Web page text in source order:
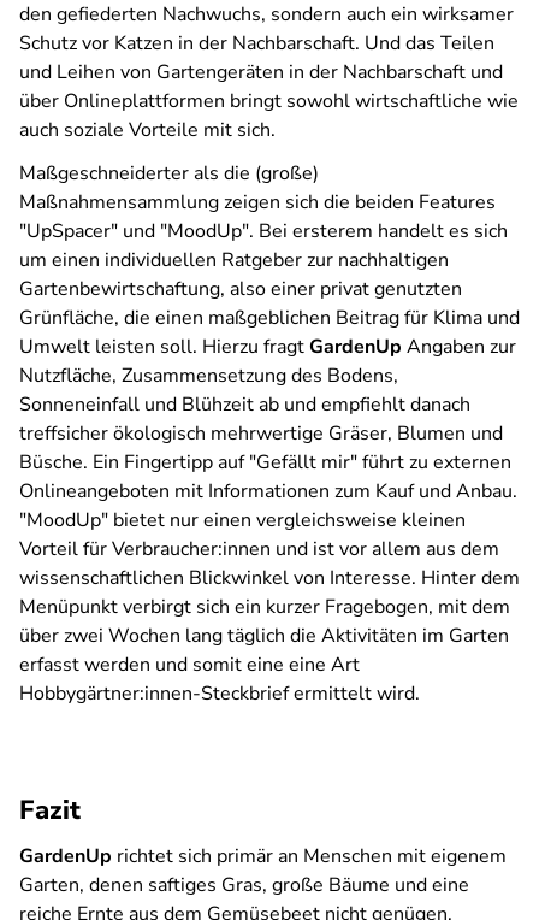
den gefiederten Nachwuchs, sondern auch ein wirksamer
Schutz vor Katzen in der Nachbarschaft. Und das Teilen
und Leihen von Gartengeräten in der Nachbarschaft und
über Onlineplattformen bringt sowohl wirtschaftliche wie
auch soziale Vorteile mit sich.
Maßgeschneiderter als die (große)
Maßnahmensammlung zeigen sich die beiden Features
"UpSpacer" und "MoodUp". Bei ersterem handelt es sich
um einen individuellen Ratgeber zur nachhaltigen
Gartenbewirtschaftung, also einer privat genutzten
Grünfläche, die einen maßgeblichen Beitrag für Klima und
Umwelt leisten soll. Hierzu fragtGardenUp Angaben zur
Nutzfläche, Zusammensetzung des Bodens,
Sonneneinfall und Blühzeit ab und empfiehlt danach
treffsicher ökologisch mehrwertige Gräser, Blumen und
Büsche. Ein Fingertipp auf "Gefällt mir" führt zu externen
Onlineangeboten mit Informationen zum Kauf und Anbau.
"MoodUp" bietet nur einen vergleichsweise kleinen
Vorteil für Verbraucher:innen und ist vor allem aus dem
wissenschaftlichen Blickwinkel von Interesse. Hinter dem
Menüpunkt verbirgt sich ein kurzer Fragebogen, mit dem
über zwei Wochen lang täglich die Aktivitäten im Garten
erfasst werden und somit eine eine Art
Hobbygärtner:innen-Steckbrief ermittelt wird.
Fazit
GardenUp richtet sich primär an Menschen mit eigenem
Garten, denen saftiges Gras, große Bäume und eine
reiche Ernte aus dem Gemüsebeet nicht genügen,